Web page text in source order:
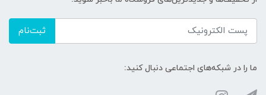
ثبت‌نام
ما را در شبکه‌های اجتماعی دنبال کنید: